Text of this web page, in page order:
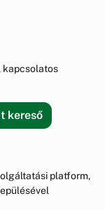
kapcsolatos
kereső
platform,